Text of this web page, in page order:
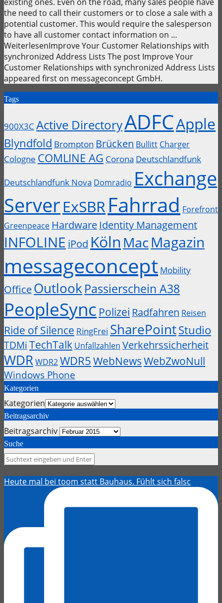
the need to call their customers or to close a sale with a
potential customer. This would require the salesperson
to have all customer contact information on …
WeiterlesenImprove Your Customer Relationships with
synchronized Address Lists The post Improve Your
Customer Relationships with synchronized Address Lists
appeared first on messageconcept GmbH.
Tags
900X3C Active DirectoryADFCApple
Blyndfold Brompton Brücken Bullitt Charger
Cologne COMLINE AG Corona Deutschlandfunk
Deutschlandfunk Nova Domradio Exchange
ServerExSBR Fahrrad Forefront
Greenpeace Hardware Identity Management
INFOLINE iPod Köln MacMagazin
messageconcept Mobility
OfficeOutlook Passierschein A38
PeopleSync Polizei Radfahren Reisen
Ride of Silence RingFrei SharePointStudio
TDMi TechTalk Unfallzahlen Verkehrssicherheit
WDRWDR2WDR5WebNewsWebZwoNull
Windows Phone
Kategorien
Kategorien
Beitragsarchiv
Beitragsarchiv
Suche
Heute mal bei toom statt Bauhaus. Fühlt sich falsc